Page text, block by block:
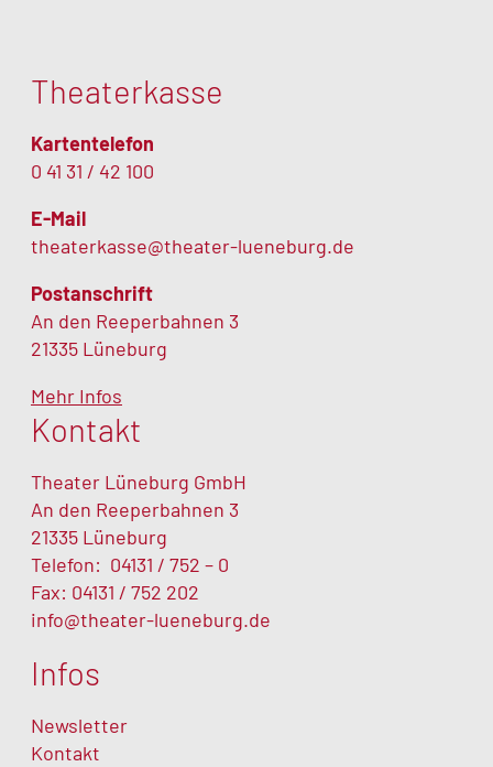
Theaterkasse
Kartentelefon
0 41 31 / 42 100
E-Mail
theaterkasse@theater-lueneburg.de
Postanschrift
An den Reeperbahnen 3
21335 Lüneburg
Mehr Infos
Kontakt
Theater Lüneburg GmbH
An den Reeperbahnen 3
21335 Lüneburg
Telefon: 04131 / 752 – 0
Fax: 04131 / 752 202
info@theater-lueneburg.de
Infos
Newsletter
Kontakt